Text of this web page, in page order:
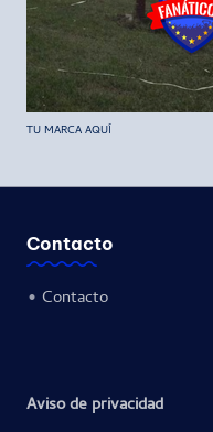
TU MARCA AQUÍ
Contacto
• Contacto
Aviso de privacidad